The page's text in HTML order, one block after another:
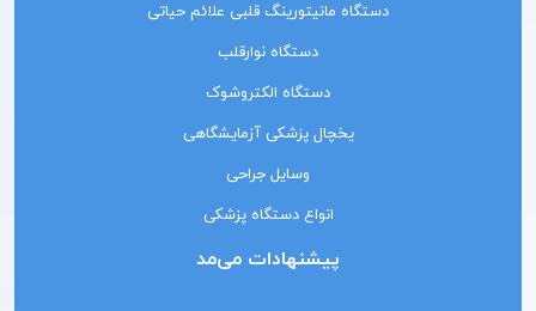
دستگاه مانیتورینگ‌ قلبی علائم حیاتی
دستگاه نوارقلب
دستگاه الکتروشوک
یخچال پزشکی آزمایشگاهی
وسایل جراحی
انواع دستگاه پزشکی
پیشنهادات می‌مد